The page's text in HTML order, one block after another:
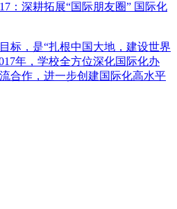
：深耕拓展“国际朋友圈” 国际化
标，是“扎根中国大地，建设世界
年，学校全方位深化国际化办
合作，进一步创建国际化高水平